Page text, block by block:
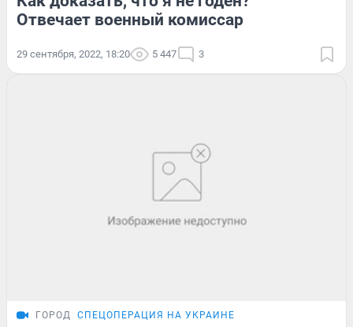
Отвечает военный комиссар
29 сентября, 2022, 18:20 5 447 3
ГОРОД СПЕЦОПЕРАЦИЯ НА УКРАИНЕ